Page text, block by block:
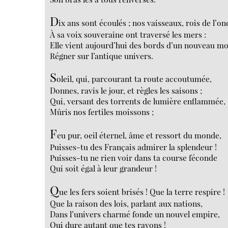
Dix ans sont écoulés ; nos vaisseaux, rois de
À sa voix souveraine ont traversé les mers :
Elle vient aujourd’hui des bords d’un nouveau
Régner sur l’antique univers.
Soleil, qui, parcourant ta route accoutumée,
Donnes, ravis le jour, et règles les saisons ;
Qui, versant des torrents de lumière enflammée,
Mûris nos fertiles moissons ;
Feu pur, oeil éternel, âme et ressort du monde,
Puisses-tu des Français admirer la splendeur !
Puisses-tu ne rien voir dans ta course féconde
Qui soit égal à leur grandeur !
Que les fers soient brisés ! Que la terre respire !
Que la raison des lois, parlant aux nations,
Dans l’univers charmé fonde un nouvel empire,
Qui dure autant que tes rayons !